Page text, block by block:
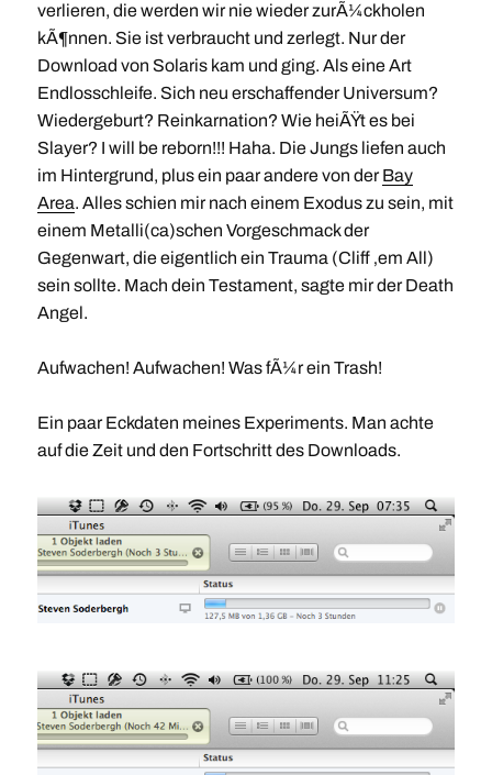
verlieren, die werden wir nie wieder zurÃ¼ckholen
kÃ¶nnen. Sie ist verbraucht und zerlegt. Nur der
Download von Solaris kam und ging. Als eine Art
Endlosschleife. Sich neu erschaffender Universum?
Wiedergeburt? Reinkarnation? Wie heiÃŸt es bei
Slayer? I will be reborn!!! Haha. Die Jungs liefen auch
im Hintergrund, plus ein paar andere von derBay
Area. Alles schien mir nach einem Exodus zu sein, mit
einem Metalli(ca)schen Vorgeschmack der
Gegenwart, die eigentlich ein Trauma (Cliff ‚em All)
sein sollte. Mach dein Testament, sagte mir der Death
Angel.
Aufwachen! Aufwachen! Was fÃ¼r ein Trash!
Ein paar Eckdaten meines Experiments. Man achte
auf die Zeit und den Fortschritt des Downloads.